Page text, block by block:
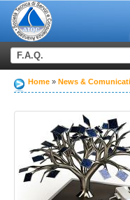
Home News & Comunicati